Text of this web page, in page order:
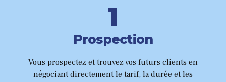
1
2
3
Prospection
Vous prospectez et trouvez vos futurs clients en
négociant directement le tarif, la durée et les
0